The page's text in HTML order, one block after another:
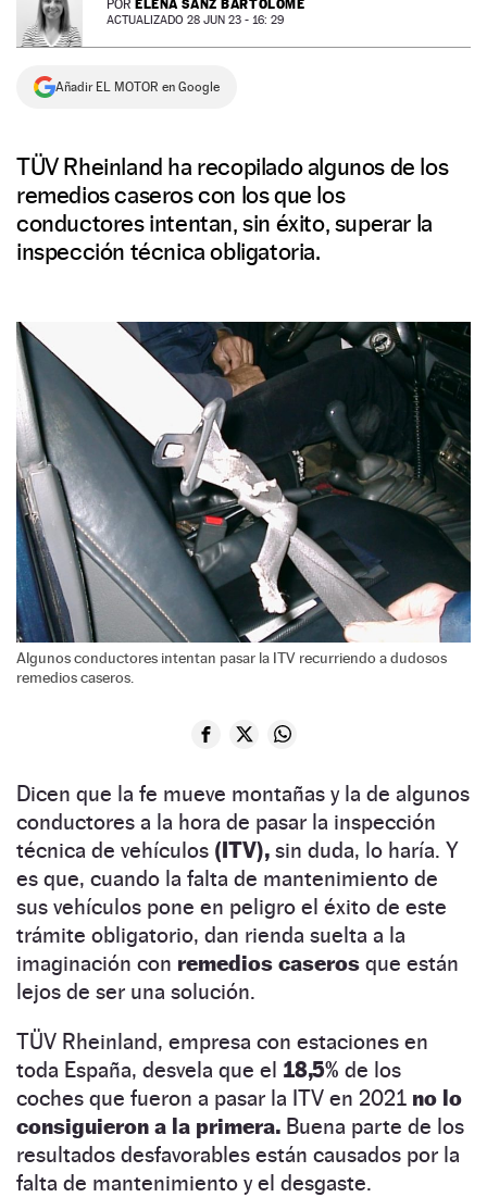
NEWSLETTER
SÍGUENOS
POR ELENA SANZ BARTOLOMÉ
ACTUALIZADO 28 JUN 23 - 16: 29
Añadir EL MOTOR en Google
TÜV Rheinland ha recopilado algunos de los
remedios caseros con los que los
conductores intentan, sin éxito, superar la
inspección técnica obligatoria.
Algunos conductores intentan pasar la ITV recurriendo a dudosos
remedios caseros.
Dicen que la fe mueve montañas y la de algunos
conductores a la hora de pasar la inspección
técnica de vehículos (ITV), sin duda, lo haría. Y
es que, cuando la falta de mantenimiento de
sus vehículos pone en peligro el éxito de este
trámite obligatorio, dan rienda suelta a la
imaginación con remedios caseros que están
lejos de ser una solución.
TÜV Rheinland, empresa con estaciones en
toda España, desvela que el 18,5% de los
coches que fueron a pasar la ITV en 2021 no lo
consiguieron a la primera. Buena parte de los
resultados desfavorables están causados por la
falta de mantenimiento y el desgaste.